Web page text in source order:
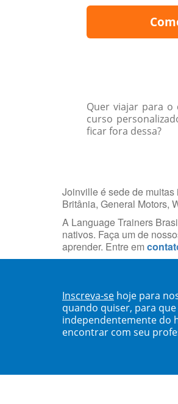
Quer viajar para o
curso
ficar fora dessa?
Joinville é sede de muitas
Britânia, General Motors,
A Language Trainers
nativos. Faça um de
aprender. Entre em
Inscreva-se hoje para
quando quiser, para
independentemente do
encontrar com seu